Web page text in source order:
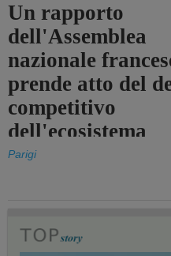
Un rapporto
dell'Assemblea
nazionale
prende atto del
competitivo
dell'ecosistema
portuale statale
Parigi